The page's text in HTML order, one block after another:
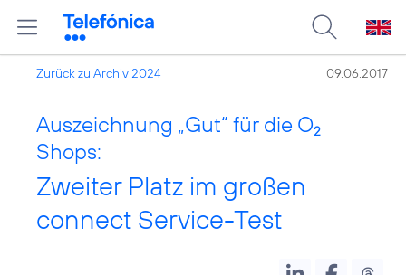
Zurück zu Archiv 2024 09.06.2017
Auszeichnung „Gut“ für die O2
Shops:
Zweiter Platz im großen
connect Service-Test